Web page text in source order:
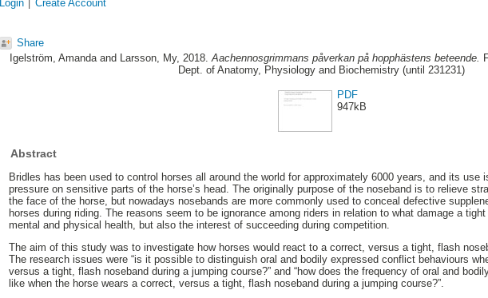
Login Create Account
Share
Igelström, Amandaand Larsson, My, 2018.Aachennosgrimmans påverkan på hopphästens beteende.
Dept. of Anatomy, Physiology and Biochemistry (until 231231)
PDF
947kB
Abstract
Bridles has been used to control horses all around the world for approximately 6000 years, and its use
pressure on sensitive parts of the horse’s head. The originally purpose of the noseband is to relieve
the face of the horse, but nowadays nosebands are more commonly used to conceal defective
horses during riding. The reasons seem to be ignorance among riders in relation to what damage a
mental and physical health, but also the interest of succeeding during competition.
The aim of this study was to investigate how horses would react to a correct, versus a tight, flash
The research issues were “is it possible to distinguish oral and bodily expressed conflict behaviours
versus a tight, flash noseband during a jumping course?” and “how does the frequency of oral and
like when the horse wears a correct, versus a tight, flash noseband during a jumping course?”.